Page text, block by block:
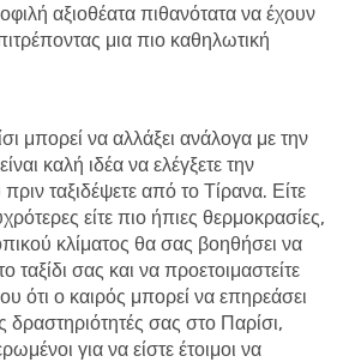
αξιοθέατα πιθανότατα να έχουν
μια πιο καθηλωτική
μπορεί να αλλάξει ανάλογα με την
καλή ιδέα να ελέγξετε την
ταξιδέψετε από το Τίρανα. Είτε
είτε πιο ήπιες θερμοκρασίες,
κλίματος θα σας βοηθήσει να
ταξίδι σας και να προετοιμαστείτε
ότι ο καιρός μπορεί να επηρεάσει
δραστηριότητές σας στο Παρίσι,
για να είστε έτοιμοι να